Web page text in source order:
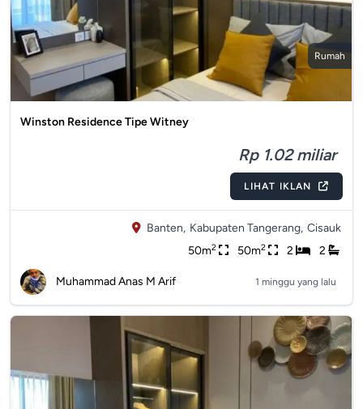
Rumah
Winston Residence Tipe Witney
Rp 1.02 miliar
LIHAT IKLAN
Banten, Kabupaten Tangerang, Cisauk
50m2 50m2 2 2
Muhammad Anas M Arif 1 minggu yang lalu